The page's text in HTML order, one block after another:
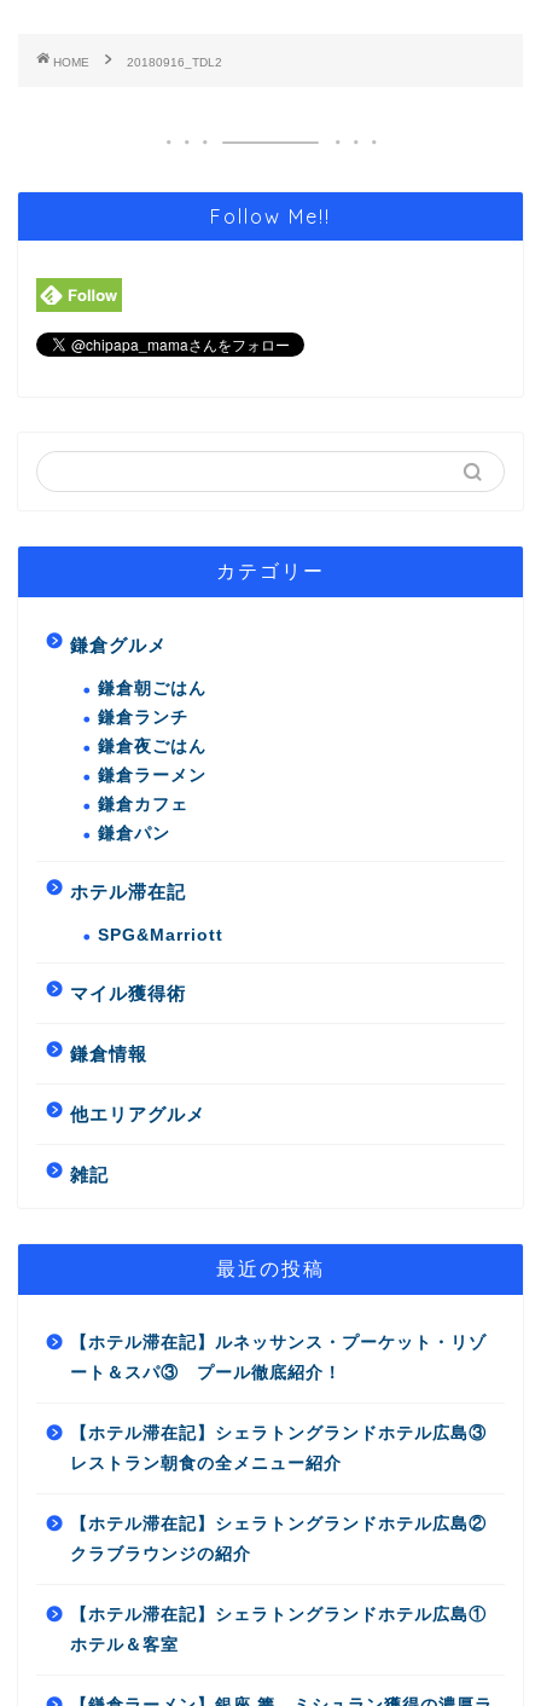
HOME 20180916_TDL2
Follow Me!!
カテゴリー
鎌倉グルメ
鎌倉朝ごはん
鎌倉ランチ
鎌倉夜ごはん
鎌倉ラーメン
鎌倉カフェ
鎌倉パン
ホテル滞在記
SPG&Marriott
マイル獲得術
鎌倉情報
他エリアグルメ
雑記
最近の投稿
【ホテル滞在記】ルネッサンス・プーケット・リゾ
ート＆スパ③ プール徹底紹介！
【ホテル滞在記】シェラトングランドホテル広島③
レストラン朝食の全メニュー紹介
【ホテル滞在記】シェラトングランドホテル広島②
クラブラウンジの紹介
【ホテル滞在記】シェラトングランドホテル広島①
ホテル＆客室